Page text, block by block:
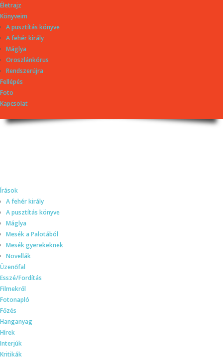
Életrajz
Könyveim
A pusztítás könyve
A fehér király
Máglya
Oroszlánkórus
Rendszerújra
Fellépés
Foto
Kapcsolat
Írások
A fehér király
A pusztítás könyve
Máglya
Mesék a Palotából
Mesék gyerekeknek
Novellák
Üzenőfal
Esszé/Fordítás
Filmekről
Fotonapló
Főzés
Hanganyag
Hírek
Interjúk
Kritikák